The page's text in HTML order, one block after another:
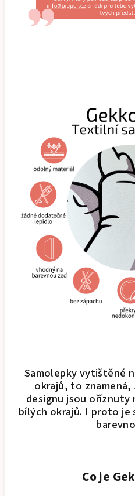
Samolepky vytištěné
okrajů, to
designu jsou oříznuty
bílých okrajů. I proto je
Co je